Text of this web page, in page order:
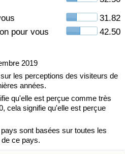
31.82
pour vous
42.50
2019
les perceptions des visiteurs de
années.
qu'elle est perçue comme très
cela signifie qu'elle est perçue
sont basées sur toutes les
ce pays.
par Pays